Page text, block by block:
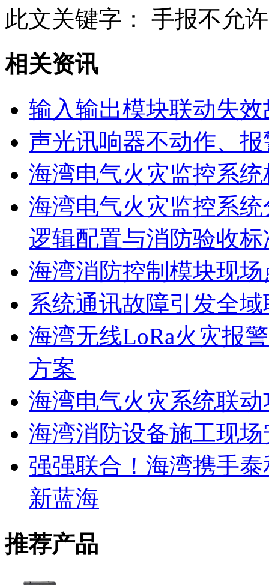
此文关键字：
手报不允
相关资讯
输入输出模块联动失效
声光讯响器不动作、
海湾电气火灾监控系
海湾电气火灾监控系
逻辑配置与消防验收标
海湾消防控制模块现
系统通讯故障引发全
海湾无线LoRa火灾报
方案
海湾电气火灾系统联
海湾消防设备施工现
强强联合！海湾携手
新蓝海
推荐产品